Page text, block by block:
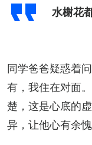
水榭花
同学爸爸疑惑着
有，我住在对面
楚，这是心底的
异，让他心有余愧